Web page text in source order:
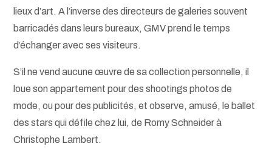
lieux d’art. A l’inverse des directeurs de galeries souvent
barricadés dans leurs bureaux, GMV prend le temps
d’échanger avec ses visiteurs.
S’il ne vend aucune œuvre de sa collection personnelle, il
loue son appartement pour des shootings photos de
mode, ou pour des publicités, et observe, amusé, le ballet
des stars qui défile chez lui, de Romy Schneider à
Christophe Lambert.